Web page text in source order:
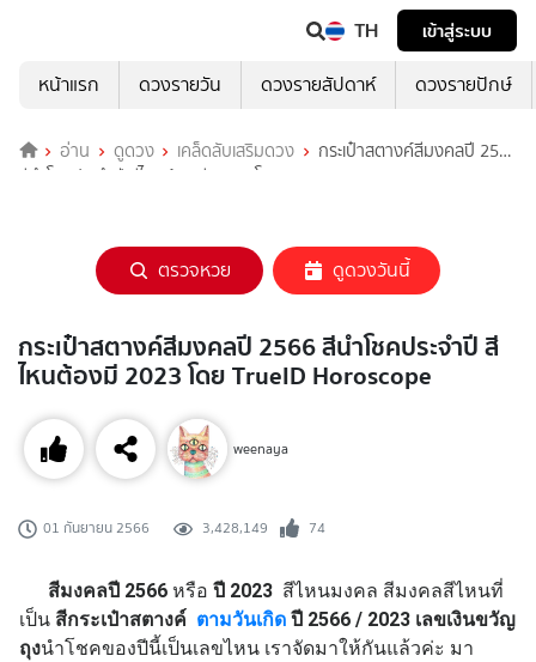
TH
เข้าสู่ระบบ
หน้าแรก
ดวงรายวัน ดวงรายสัปดาห์ ดวงรายปักษ์
อ่าน ดูดวง เคล็ดลับเสริมดวง
กระเป๋าสตางค์สีมงคลปี 2566
สีนำโชคประจำปี สีไหนต้องมี 2023 โดย TrueID Horoscope
ตรวจหวย ดูดวงวันนี้
กระเป๋าสตางค์สีมงคลปี 2566 สีนำโชคประจำปี สี
ไหนต้องมี 2023 โดย TrueID Horoscope
weenaya
01 กันยายน 2566 3,428,149 74
สีมงคลปี 2566 หรือ ปี 2023 สีไหนมงคล สีมงคลสีไหนที่
เป็น สีกระเป๋าสตางค์ ตามวันเกิด ปี 2566 / 2023 เลขเงินขวัญ
ถุงนำโชคของปีนี้เป็นเลขไหน เราจัดมาให้กันแล้วค่ะ มา